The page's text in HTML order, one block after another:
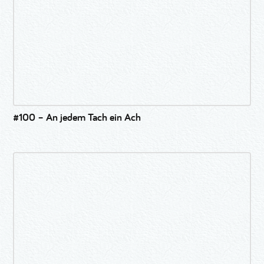
#100 – An jedem Tach ein Ach